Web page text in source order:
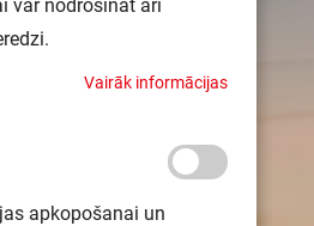
var nodrošināt arī
Vairāk informācijas
apkopošanai un